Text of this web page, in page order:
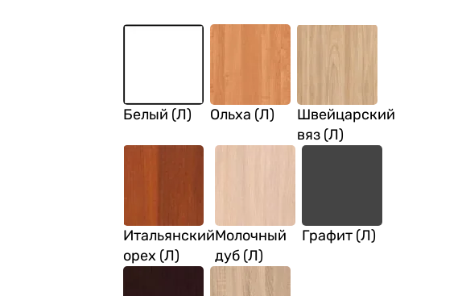
Белый (Л) Ольха (Л)
Швейцарский
вяз (Л)
Итальянский
орех (Л)
Молочный
дуб (Л)
Графит (Л)